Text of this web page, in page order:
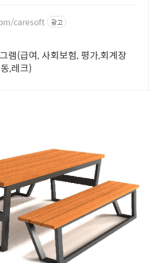
caresoft 광고
램(급여, 사회보험, 평가,회계장
,레크)